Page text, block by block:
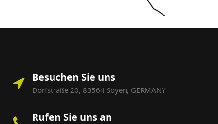
Besuchen Sie uns
Dorfstraße 20, 83564 Soyen, GERMANY
Rufen Sie uns an